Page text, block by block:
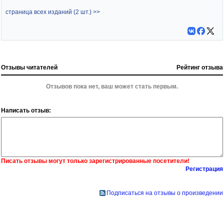
страница всех изданий (2 шт.) >>
Отзывы читателей Рейтинг отзыва
Отзывов пока нет, ваш может стать первым.
Написать отзыв:
Писать отзывы могут только зарегистрированные посетители!
Регистрация
Подписаться на отзывы о произведении